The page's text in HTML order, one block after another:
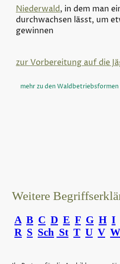
Niederwald, in dem man
durchwachsen lässt, um
gewinnen
zur Vorbereitung auf die
mehr zu den Waldbetriebsformen
Weitere
A B C D E F G H I
R S Sch St T U V W